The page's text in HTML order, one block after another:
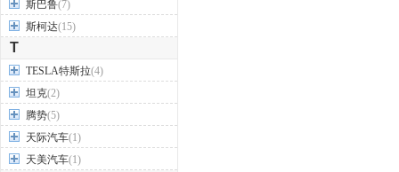
斯巴鲁(7)
斯柯达(15)
T
TESLA特斯拉(4)
坦克(2)
腾势(5)
天际汽车(1)
天美汽车(1)